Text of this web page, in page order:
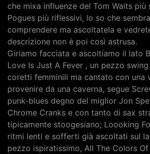
che mixa influenze del Tom Waits più
Pogues più riflessivi, lo so che
comprendere ma ascoltatela e
descrizione non è poi così astrusa.
Giriamo facciata e ascoltiamo il lato
Love Is Just A Fever , un pezzo
coretti femminili ma cantato con una
provenire da una caverna, segue
punk-blues degno del miglior Jon
Chrome Cranks e con tanto di sax
tipicamente stoogesiano; Loooking
ritmi lenti e sofferti già ascoltati sul
pezzo ispiratissimo, All The Colors